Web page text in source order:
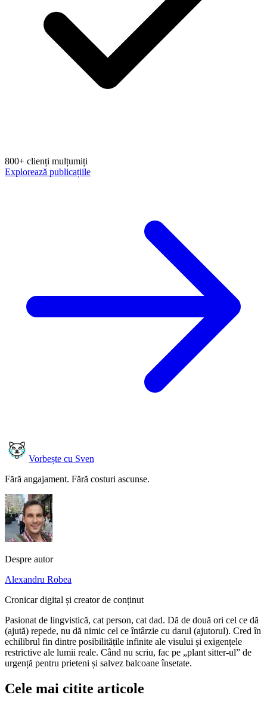
800+ clienți mulțumiți
Explorează publicațiile
Vorbește cu Sven
Fără angajament. Fără costuri ascunse.
Despre autor
Alexandru Robea
Cronicar digital și creator de conținut
Pasionat de lingvistică, cat person, cat dad. Dă de două ori cel ce dă
(ajută) repede, nu dă nimic cel ce întârzie cu darul (ajutorul). Cred în
echilibrul fin dintre posibilitățile infinite ale visului și exigențele
restrictive ale lumii reale. Când nu scriu, fac pe „plant sitter-ul” de
urgență pentru prieteni și salvez balcoane însetate.
Cele mai citite articole